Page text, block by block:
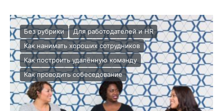
Без рубрики
Для работодателей и HR
Как нанимать хороших сотрудников
Как построить удалённую команду
Как проводить собеседование